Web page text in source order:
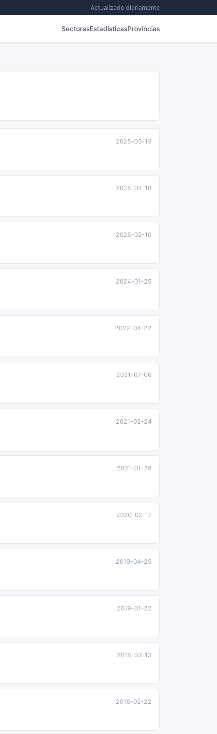
Actualizado diariamente
SectoresEstadisticasProvincias
2025-03-13
2025-02-18
2025-02-10
2024-01-25
2022-04-22
2021-07-06
2021-02-24
2021-01-28
2020-02-17
2019-04-25
2019-01-22
2018-03-13
2016-02-22